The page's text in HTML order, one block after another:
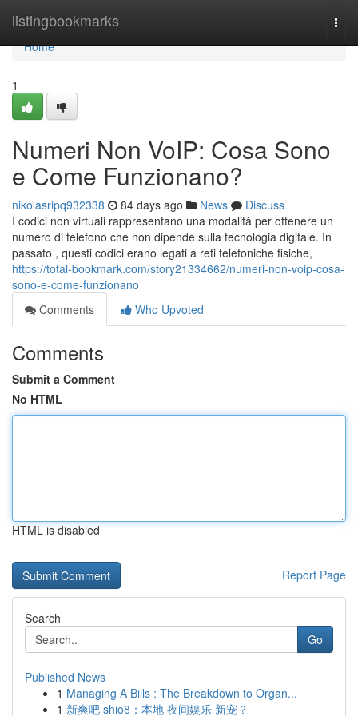
listingbookmarks
Home
Home
1
Numeri Non VoIP: Cosa Sono
e Come Funzionano?
nikolasripq932338 84 days ago News
Discuss
I codici non virtuali rappresentano una modalità per ottenere un
numero di telefono che non dipende sulla tecnologia digitale. In
passato , questi codici erano legati a reti telefoniche fisiche,
https://total-bookmark.com/story21334662/numeri-non-voip-cosa-
sono-e-come-funzionano
Comments
Who Upvoted
Comments
Submit a Comment
No HTML
HTML is disabled
Report Page
Search
Go
Published News
1 Managing A Bills : The Breakdown to Organ...
1 新爽吧 shio8：本地 夜间娱乐 新宠？